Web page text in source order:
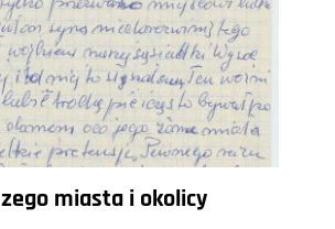
miasta i okolicy